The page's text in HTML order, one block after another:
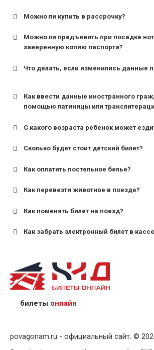
Можно ли купить в рассрочку?
Можно ли предъявить при посадке
заверенную копию паспорта?
Что делать, если изменились данные
Как ввести данные иностранного
помощью латиницы или
С какого возраста ребенок может
для поездов дальнего следования —
для пригородных поездов — от 7 лет.
Сколько будет стоит детский билет?
Как оплатить постельное белье?
Как перевезти животное в поезде?
Как поменять билет на поезд?
Как забрать электронный билет в
назвав кассиру 14-значный номер
предъявив удостоверение личности
кого оформлен билет.
билеты онлайн
povagonam.ru - официальный сайт. ©